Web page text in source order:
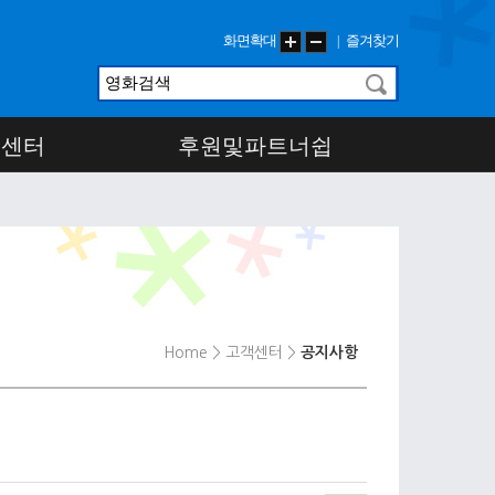
화면확대 즐겨찾기
터 후원및파트너쉽
Home > 고객센터 > 공지사항